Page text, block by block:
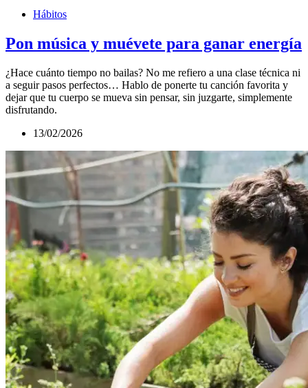
Hábitos
Pon música y muévete para ganar energía
¿Hace cuánto tiempo no bailas? No me refiero a una clase técnica ni
a seguir pasos perfectos… Hablo de ponerte tu canción favorita y
dejar que tu cuerpo se mueva sin pensar, sin juzgarte, simplemente
disfrutando.
13/02/2026